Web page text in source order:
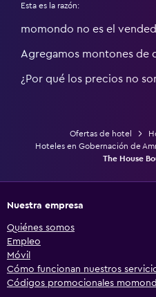
Esta es la razón:
momondo no es el
Agregamos montones de
¿Por qué los precios no
Ofertas de hotel
Hoteles en Gobernación de
The House
Nuestra empresa
Quiénes somos
Empleo
Móvil
Cómo funcionan nuestros
Códigos promocionales